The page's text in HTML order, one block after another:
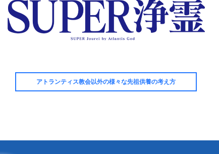
アトランティス教会以外の様々な先祖供養の考え方